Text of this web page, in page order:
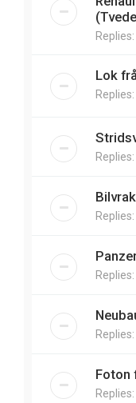
Replies:
Lok
Replies:
Replies:
Replies:
Replies:
Replies:
Foton
Replies: